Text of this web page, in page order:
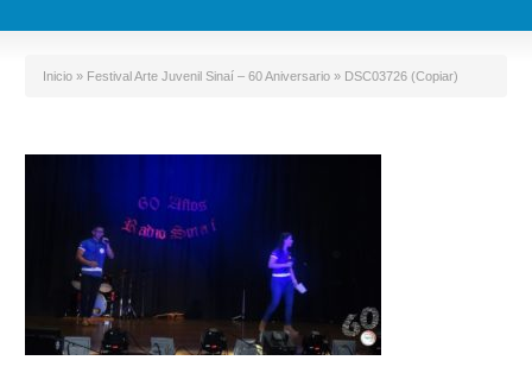
Inicio » Festival Arte Juvenil Sinaí – 60 Aniversario » DSC03726 (Copiar)